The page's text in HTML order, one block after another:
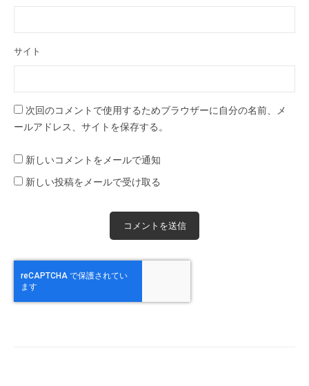
サイト
次回のコメントで使用するためブラウザーに自分の名前、メ
ールアドレス、サイトを保存する。
新しいコメントをメールで通知
新しい投稿をメールで受け取る